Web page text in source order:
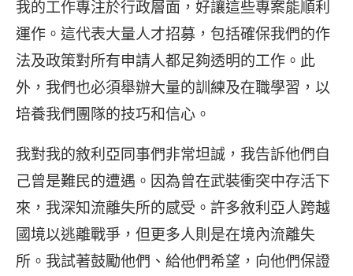
我的工作專注於行政層面，好讓這些專案能順利
運作。這代表大量人才招募，包括確保我們的作
法及政策對所有申請人都足夠透明的工作。此
外，我們也必須舉辦大量的訓練及在職學習，以
培養我們團隊的技巧和信心。
我對我的敘利亞同事們非常坦誠，我告訴他們自
己曾是難民的遭遇。因為曾在武裝衝突中存活下
來，我深知流離失所的感受。許多敘利亞人跨越
國境以逃離戰爭，但更多人則是在境內流離失
所。我試著鼓勵他們、給他們希望，向他們保證